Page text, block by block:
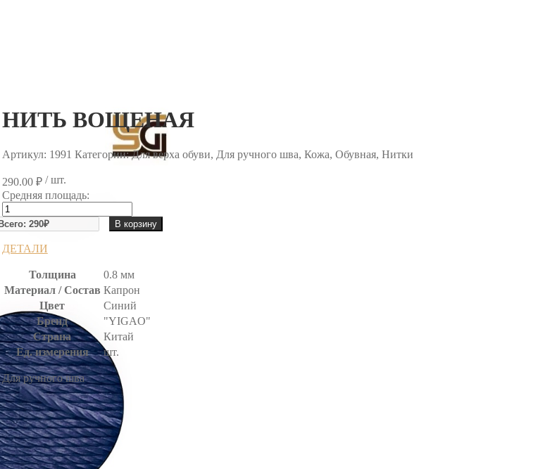
НИТЬ ВОЩЕНАЯ
Артикул: 1991 Категории: Для верха обуви, Для ручного шва, Кожа, Обувная, Нитки
290.00 ₽/ шт.
Средняя площадь:
Количество
товара
НИТЬ
ВОЩЕНАЯ
В корзину
ДЕТАЛИ
Толщина
0.8 мм
Материал / Состав Капрон
Цвет
Синий
Бренд
"YIGAO"
Страна
Китай
Ед. измерения
шт.
Для ручного шва